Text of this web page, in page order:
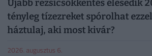
Újabb rezsicsökkentés élesedik
tényleg tízezreket spórolhat
háztulaj, aki most kivár?
2026. augusztus 6.